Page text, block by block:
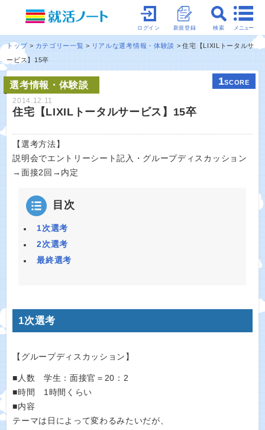
メニュー
検索
新規登録
ログイン
トップ カテゴリー一覧 リアルな選考情報・体験談
住宅【LIXILトータルサ
ービス】15卒
選考情報・体験談 1SCORE
2014.12.11
住宅【LIXILトータルサービス】15卒
【選考方法】
説明会でエントリーシート記入・グループディスカッション
→面接2回→内定
目次
1次選考
2次選考
最終選考
1次選考
【グループディスカッション】
■人数 学生：面接官＝20：2
■時間 1時間くらい
■内容
テーマは日によって変わるみたいだが、